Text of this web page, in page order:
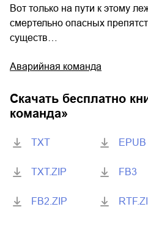
Вот только на пути к этому
смертельно опасных
существ…
Аварийная команда
Скачать бесплатно
команда»
TXT
TXT.ZIP
FB2.ZIP
EPUB
FB3